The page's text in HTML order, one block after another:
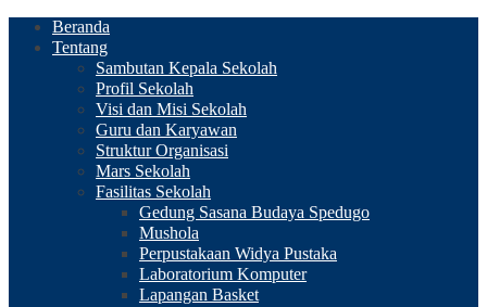
Beranda
Tentang
Sambutan Kepala Sekolah
Profil Sekolah
Visi dan Misi Sekolah
Guru dan Karyawan
Struktur Organisasi
Mars Sekolah
Fasilitas Sekolah
Gedung Sasana Budaya Spedugo
Mushola
Perpustakaan Widya Pustaka
Laboratorium Komputer
Lapangan Basket